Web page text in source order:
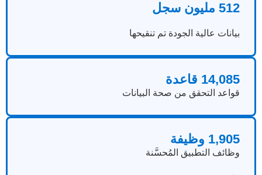
512 مليون سجل
بيانات عالية الجودة تم تنقيحها
14,085 قاعدة
قواعد التحقق من صحة البيانات
1,905 وظيفة
وظائف التطبيق المُحسَّنة